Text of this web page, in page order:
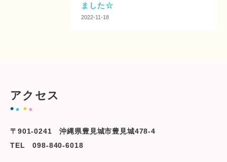
ました☆
2022-11-18
アクセス
〒901-0241 沖縄県豊見城市豊見城478-4
TEL 098-840-6018